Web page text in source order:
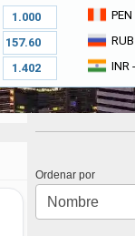
PEN
RUB
INR
Ordenar por